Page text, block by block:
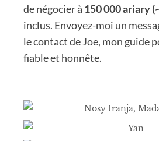
de négocier à 150 000 ariary
inclus. Envoyez-moi un
le contact de Joe, mon guide
fiable et honnête.